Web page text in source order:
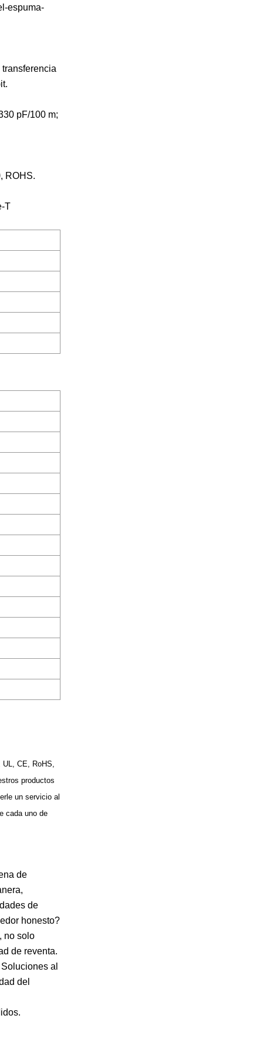
espuma-
pF/100 m;
ROHS.
T
CE, RoHS,
productos
un servicio al
cada uno de
de
de
honesto?
no solo
de reventa.
al
del